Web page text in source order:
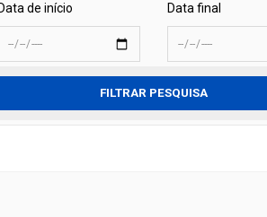
Data de início Data final
FILTRAR PESQUISA